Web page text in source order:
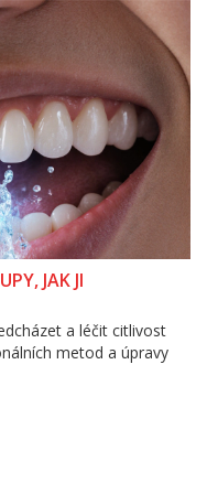
JAK JI
a léčit citlivost
metod a úpravy